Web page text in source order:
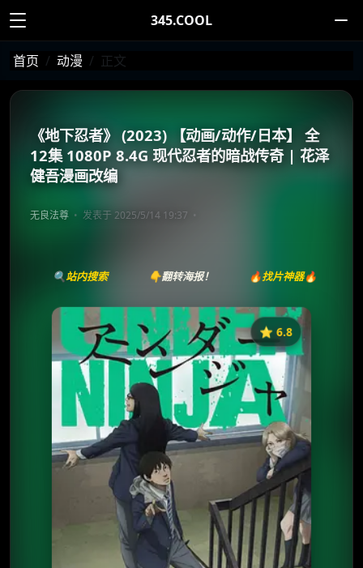
345.COOL
首页 动漫 正文
《地下忍者》 (2023) 【动画/动作/日本】 全
12集 1080P 8.4G 现代忍者的暗战传奇 | 花泽
健吾漫画改编
无良法尊 发表于 2025/5/14 19:37
🔍站内搜索 👇翻转海报！ 🔥找片神器🔥
⭐️ 6.8
《地下忍者》
⭐
收藏
⭐️ 评分：6.8 | 🎬 2023年
✅ 已完结
夸克网盘